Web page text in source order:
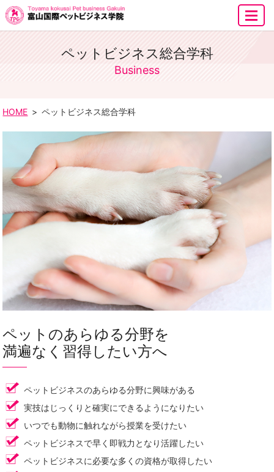
ペットビジネス総合学科
Business
HOME ペットビジネス総合学科
ペットのあらゆる分野を
満遍なく習得したい方へ
ペットビジネスのあらゆる分野に興味がある
実技はじっくりと確実にできるようになりたい
いつでも動物に触れながら授業を受けたい
ペットビジネスで早く即戦力となり活躍したい
ペットビジネスに必要な多くの資格が取得したい